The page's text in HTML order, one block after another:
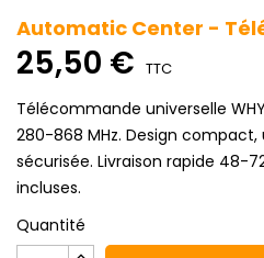
Automatic Center -
25,50 € TTC
Télécommande universelle
280-868 MHz. Design
sécurisée. Livraison rapide 48-
incluses.
Quantité